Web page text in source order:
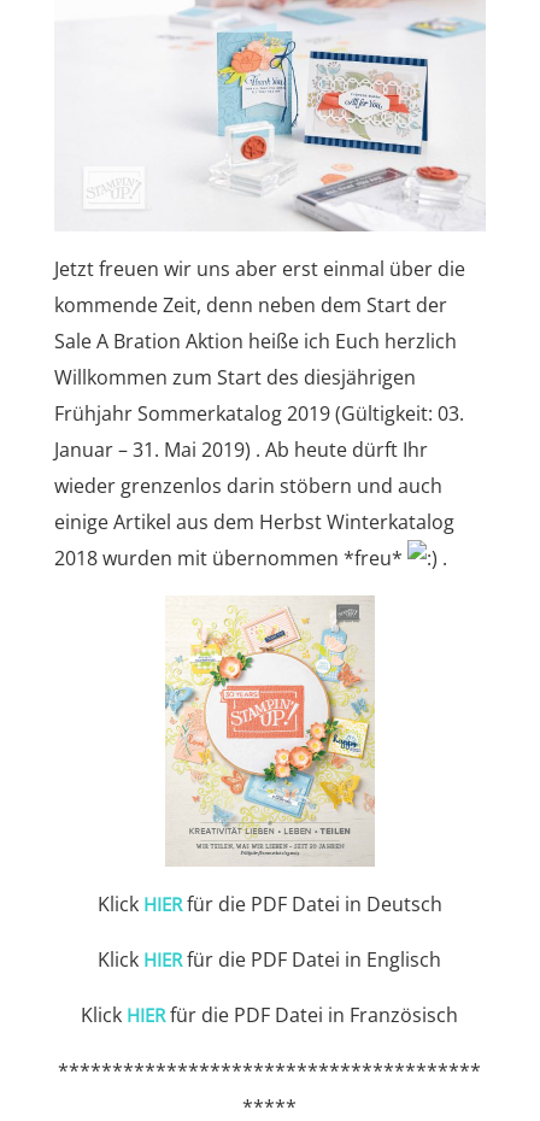
Jetzt freuen wir uns aber erst einmal über die
kommende Zeit, denn neben dem Start der
Sale A Bration Aktion heiße ich Euch herzlich
Willkommen zum Start des diesjährigen
Frühjahr Sommerkatalog 2019 (Gültigkeit: 03.
Januar – 31. Mai 2019) . Ab heute dürft Ihr
wieder grenzenlos darin stöbern und auch
einige Artikel aus dem Herbst Winterkatalog
2018 wurden mit übernommen *freu*
.
Klick HIERfür die PDF Datei in Deutsch
Klick HIERfür die PDF Datei in Englisch
Klick HIERfür die PDF Datei in Französisch
***************************************
*****